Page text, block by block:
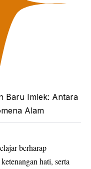
Baru Imlek: Antara
Alam
berharap
hati, serta